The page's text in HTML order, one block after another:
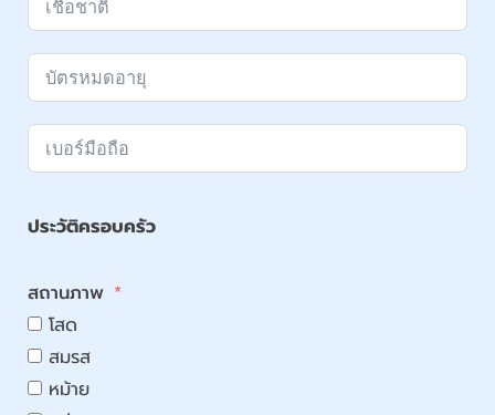
ประวัติครอบครัว
สถานภาพ
โสด
สมรส
หม้าย